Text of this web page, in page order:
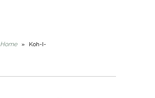
Home »
Koh-I-